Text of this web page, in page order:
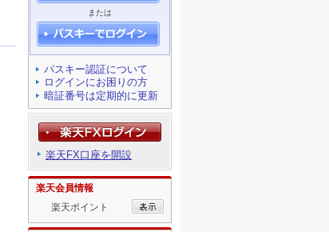
または
パスキー認証について
ログインにお困りの方
暗証番号は定期的に更新
楽天FX口座を開設
楽天会員情報
楽天ポイント